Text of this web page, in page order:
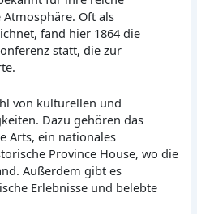
Oft als
fand hier 1864 die
statt, die zur
von kulturellen und
Dazu gehören das
Arts, ein nationales
Province House, wo die
Außerdem gibt es
Erlebnisse und belebte